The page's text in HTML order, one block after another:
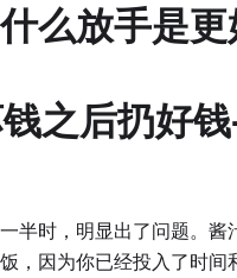
么放手是
钱之后扔好
半时，明显出了问题。
，因为你已经投入了时